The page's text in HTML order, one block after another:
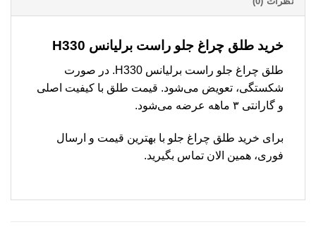
خرید طلق چراغ جلو راست برلیانس H330
طلق چراغ جلو راست برلیانس H330. در صورت
شکستگی، تعویض می‌شود. قیمت طلق با کیفیت اصلی
و گارانتی ۳ ماهه عرضه می‌شود.
برای خرید طلق چراغ جلو با بهترین قیمت و ارسال
فوری، همین الان تماس بگیرید.